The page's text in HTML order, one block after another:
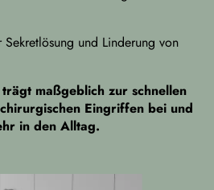
Sekretlösung und Linderung von
maßgeblich zur schnellen
Eingriffen bei und
in den Alltag.